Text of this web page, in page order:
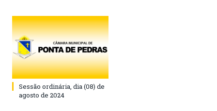
Sessão ordinária, dia (08) de
agosto de 2024